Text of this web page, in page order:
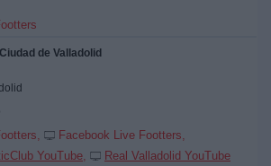
de Valladolid
Facebook Live Footters
YouTube
Real Valladolid YouTube